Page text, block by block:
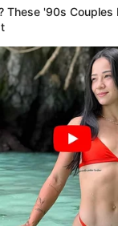
These '90s